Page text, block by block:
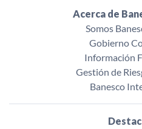
Acerca de
Somos
Gobierno
Información
Gestión de
Banesco